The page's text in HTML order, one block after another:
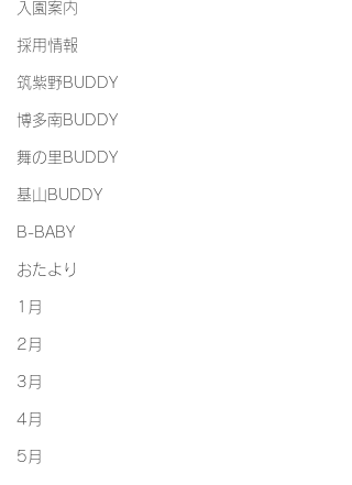
入園案内
採用情報
筑紫野BUDDY
博多南BUDDY
舞の里BUDDY
基山BUDDY
B-BABY
おたより
1月
2月
3月
4月
5月